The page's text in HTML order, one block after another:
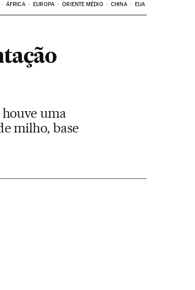
ÁFRICA EUROPA ORIENTE MÉDIO CHINA EUA
uma
milho, base